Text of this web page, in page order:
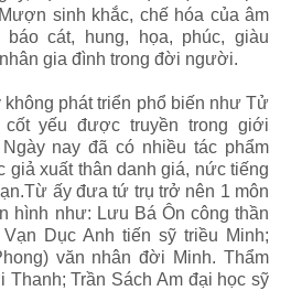
sinh khắc, chế hóa của âm
cát, hung, họa, phúc, giàu
gia đình trong đời người.
phát triển phổ biến như Tử
yếu được truyền trong giới
nay đã có nhiều tác phẩm
giả xuất thân danh giá, nức tiếng
ấy đưa tứ trụ trở nên 1 môn
hình như: Lưu Bá Ôn công thần
Dục Anh tiến sỹ triều Minh;
văn nhân đời Minh. Thẩm
Thanh; Trần Sách Am đại học sỹ